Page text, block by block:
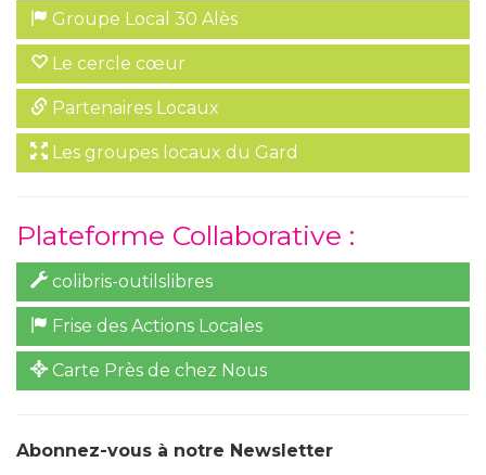
Groupe Local 30 Alès
Le cercle cœur
Partenaires Locaux
Les groupes locaux du Gard
Plateforme Collaborative :
colibris-outilslibres
Frise des Actions Locales
Carte Près de chez Nous
Abonnez-vous à notre Newsletter